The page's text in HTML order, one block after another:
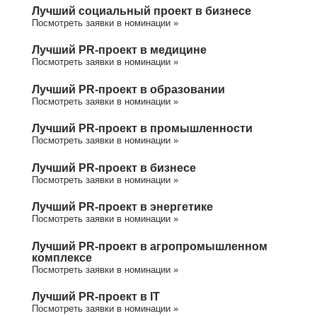
Лучший социальный проект в бизнесе
Посмотреть заявки в номинации »
Лучший PR-проект в медицине
Посмотреть заявки в номинации »
Лучший PR-проект в образовании
Посмотреть заявки в номинации »
Лучший PR-проект в промышленности
Посмотреть заявки в номинации »
Лучший PR-проект в бизнесе
Посмотреть заявки в номинации »
Лучший PR-проект в энергетике
Посмотреть заявки в номинации »
Лучший PR-проект в агропромышленном
комплексе
Посмотреть заявки в номинации »
Лучший PR-проект в IT
Посмотреть заявки в номинации »